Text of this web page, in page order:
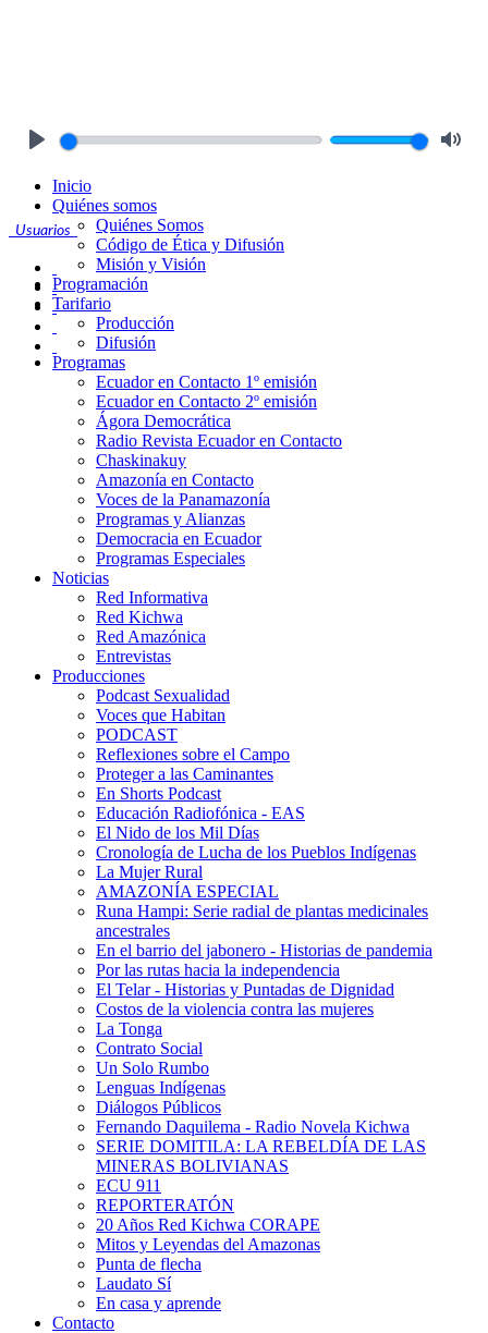
Usuarios
Inicio
Quiénes somos
Quiénes Somos
Código de Ética y Difusión
Misión y Visión
Programación
Tarifario
Producción
Difusión
Programas
Ecuador en Contacto 1º emisión
Ecuador en Contacto 2º emisión
Ágora Democrática
Radio Revista Ecuador en Contacto
Chaskinakuy
Amazonía en Contacto
Voces de la Panamazonía
Programas y Alianzas
Democracia en Ecuador
Programas Especiales
Noticias
Red Informativa
Red Kichwa
Red Amazónica
Entrevistas
Producciones
Podcast Sexualidad
Voces que Habitan
PODCAST
Reflexiones sobre el Campo
Proteger a las Caminantes
En Shorts Podcast
Educación Radiofónica - EAS
El Nido de los Mil Días
Cronología de Lucha de los Pueblos Indígenas
La Mujer Rural
AMAZONÍA ESPECIAL
Runa Hampi: Serie radial de plantas medicinales
ancestrales
En el barrio del jabonero - Historias de pandemia
Por las rutas hacia la independencia
El Telar - Historias y Puntadas de Dignidad
Costos de la violencia contra las mujeres
La Tonga
Contrato Social
Un Solo Rumbo
Lenguas Indígenas
Diálogos Públicos
Fernando Daquilema - Radio Novela Kichwa
SERIE DOMITILA: LA REBELDÍA DE LAS
MINERAS BOLIVIANAS
ECU 911
REPORTERATÓN
20 Años Red Kichwa CORAPE
Mitos y Leyendas del Amazonas
Punta de flecha
Laudato Sí
En casa y aprende
Contacto